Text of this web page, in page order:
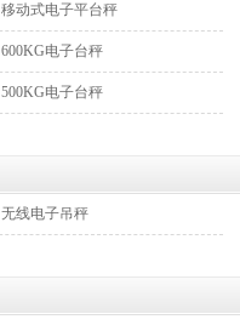
移动式电子平台秤
600KG电子台秤
500KG电子台秤
无线电子吊秤